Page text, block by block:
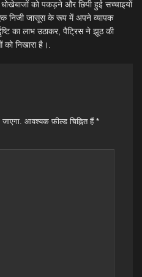
को पकड़ने और छिपी हुई सच्चाइयों
निजी जासूस के रूप में अपने व्यापक
का लाभ उठाकर, पैट्रिस ने झूठ की
निखारा है।.
आवश्यक फ़ील्ड चिह्नित हैं *